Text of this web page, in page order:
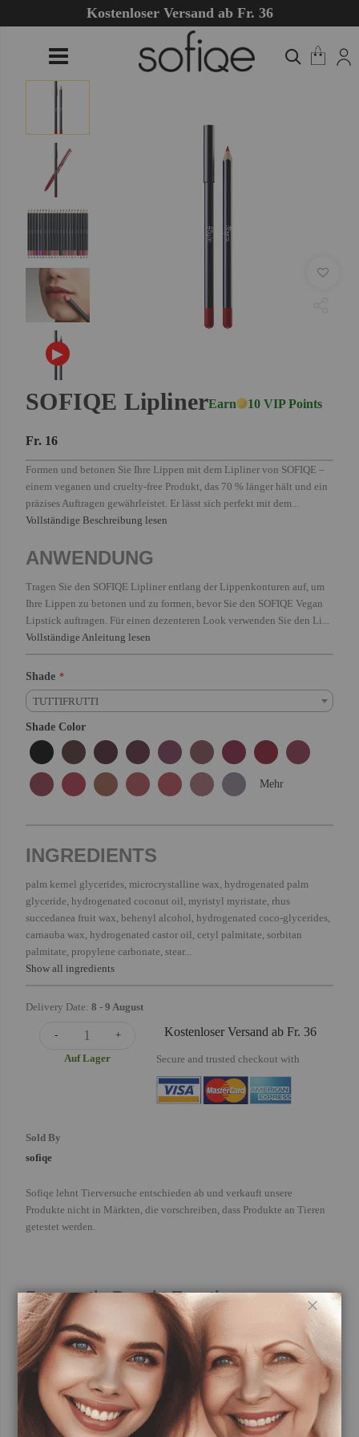
Kostenloser Versand ab Fr. 36
SOFIQE LiplinerEarn 10 VIP Points
Fr. 16
Formen und betonen Sie Ihre Lippen mit dem Lipliner von SOFIQE –
einem veganen und cruelty-free Produkt, das 70 % länger hält und ein
präzises Auftragen gewährleistet. Er lässt sich perfekt mit dem...
Vollständige Beschreibung lesen
ANWENDUNG
Tragen Sie den SOFIQE Lipliner entlang der Lippenkonturen auf, um
Ihre Lippen zu betonen und zu formen, bevor Sie den SOFIQE Vegan
Lipstick auftragen. Für einen dezenteren Look verwenden Sie den Li...
Vollständige Anleitung lesen
Shade
TUTTIFRUTTI
Shade Color
Mehr
INGREDIENTS
palm kernel glycerides, microcrystalline wax, hydrogenated palm
glyceride, hydrogenated coconut oil, myristyl myristate, rhus
succedanea fruit wax, behenyl alcohol, hydrogenated coco-glycerides,
carnauba wax, hydrogenated castor oil, cetyl palmitate, sorbitan
palmitate, propylene carbonate, stear...
Show all ingredients
Delivery Date: 8 -9 August
-
+
Auf Lager
Kostenloser Versand ab Fr. 36
Secure and trusted checkout with
Sold By
sofiqe
Sofiqe lehnt Tierversuche entschieden ab und verkauft unsere
Produkte nicht in Märkten, die vorschreiben, dass Produkte an Tieren
getestet werden.
Frequently Bought Together